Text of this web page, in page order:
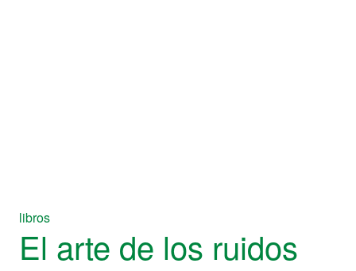
libros
El arte de los ruidos